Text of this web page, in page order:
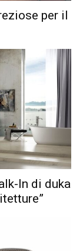
per il
In di duka